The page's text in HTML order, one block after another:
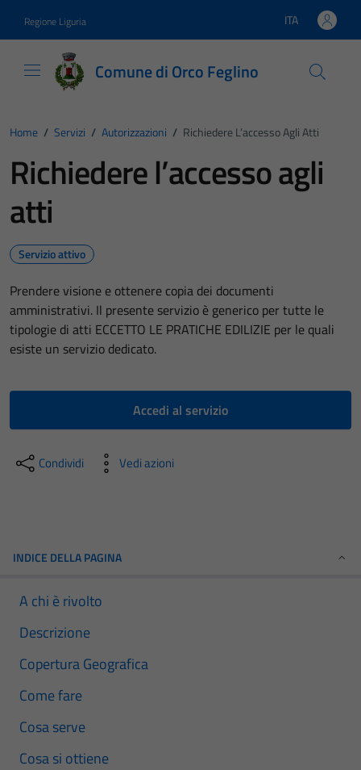
Regione Liguria Lingua attiva:
ITA
Comune di Orco Feglino
Home / Servizi / Autorizzazioni / Richiedere L’accesso Agli Atti
Richiedere l’accesso agli
atti
Servizio attivo
Prendere visione e ottenere copia dei documenti
amministrativi. Il presente servizio è generico per tutte le
tipologie di atti ECCETTO LE PRATICHE EDILIZIE per le quali
esiste un servizio dedicato.
Accedi al servizio
Condividi Vedi azioni
INDICE DELLA PAGINA
A chi è rivolto
Descrizione
Copertura Geografica
Come fare
Cosa serve
Cosa si ottiene